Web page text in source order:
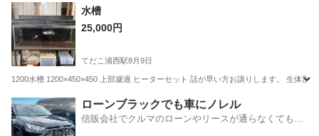
沖縄 島尻郡 小禄駅
水槽
25,000円
てだこ浦西駅8月9日
1200水槽 1200×450×450 上部濾過 ヒーターセット 話が早い方お譲りします。 生体別
沖縄 国頭郡 てだこ浦西駅 その他 水槽
ローンブラックでも車にノレル
信販会社でクルマのローンやリースが通らなくてもク